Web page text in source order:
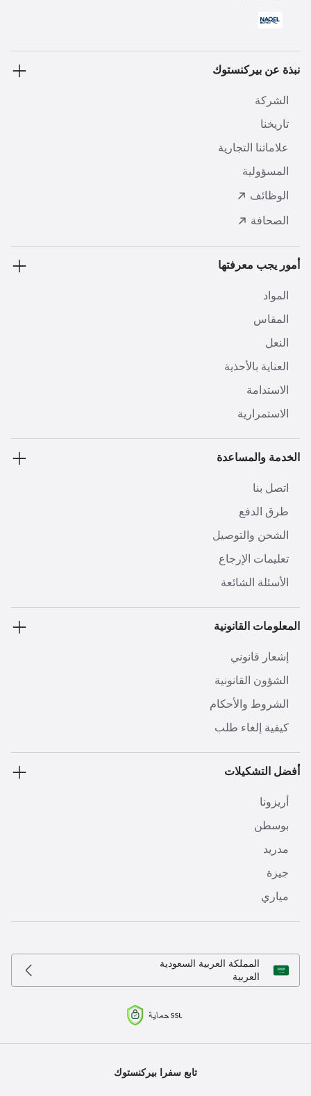
نبذة عن بيركنستوك
الشركة
تاريخنا
علاماتنا التجارية
المسؤولية
الوظائف
الصحافة
أمور يجب معرفتها
المواد
المقاس
النعل
العناية بالأحذية
الاستدامة
الاستمرارية
الخدمة والمساعدة
اتصل بنا
طرق الدفع
الشحن والتوصيل
تعليمات الإرجاع
الأسئلة الشائعة
المعلومات القانونية
إشعار قانوني
الشؤون القانونية
الشروط والأحكام
كيفية إلغاء طلب
أفضل التشكيلات
أريزونا
بوسطن
مدريد
جيزة
مياري
المملكة العربية السعودية
العربية
تابع سفرا بيركنستوك